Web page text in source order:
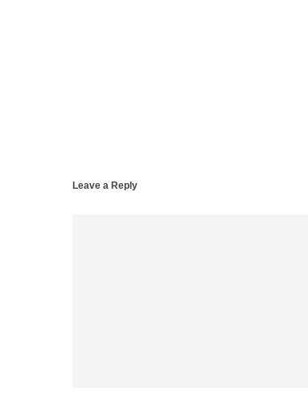
Leave a Reply